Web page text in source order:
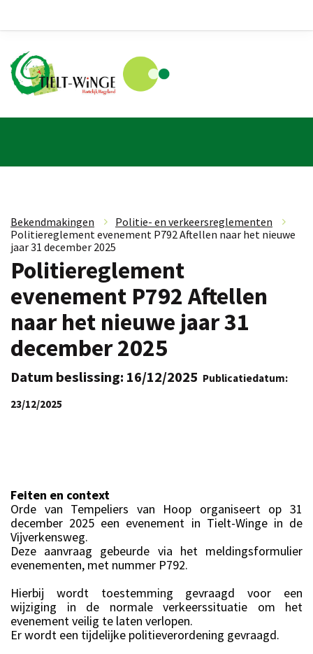
Bekendmakingen » Politie- en verkeersreglementen
»
Politiereglement evenement P792 Aftellen naar het nieuwe
jaar 31 december 2025
Politiereglement
evenement P792 Aftellen
naar het nieuwe jaar 31
december 2025
Datum beslissing: 16/12/2025 Publicatiedatum:
23/12/2025
Feiten en context
Orde van Tempeliers van Hoop organiseert op 31
december 2025 een evenement in Tielt-Winge in de
Vijverkensweg.
Deze aanvraag gebeurde via het meldingsformulier
evenementen, met nummer P792.
Hierbij wordt toestemming gevraagd voor een
wijziging in de normale verkeerssituatie om het
evenement veilig te laten verlopen.
Er wordt een tijdelijke politieverordening gevraagd.